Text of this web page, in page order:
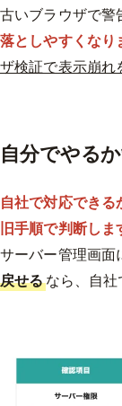
古いブラウザで警
落としやすくなり
ザ検証で表示崩れ
自分でやる
自社で対応でき
旧手順で判断しま
サーバー管理画面
戻せるなら、自社